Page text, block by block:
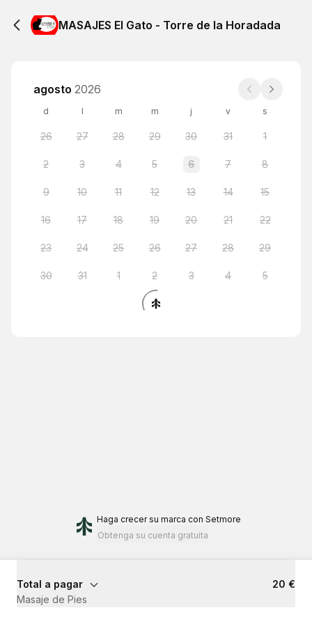
MASAJES El Gato - Torre de la Horadada
agosto 2026
d l m m j v s
26 27 28 29 30 31 1
2 3 4 5 6 7 8
9 10 11 12 13 14 15
16 17 18 19 20 21 22
23 24 25 26 27 28 29
30 31 1 2 3 4 5
Haga crecer su marca con Setmore
Obtenga su cuenta gratuita
Total a pagar
20 €
Masaje de Pies